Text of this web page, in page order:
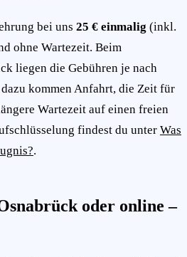
bei uns 25 € einmalig (inkl.
ohne Wartezeit. Beim
liegen die Gebühren je nach
kommen Anfahrt, die Zeit für
Wartezeit auf einen freien
findest du unter Was
.
oder online –